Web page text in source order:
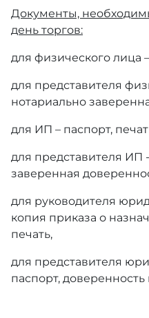
Документы,
день торгов:
для физического лица
для представителя
нотариально
для ИП – паспорт,
для представителя ИП
заверенная
для руководителя
копия приказа о
печать,
для представителя
паспорт, доверенность